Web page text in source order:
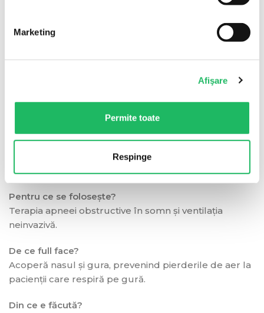
Marketing
Afişare
Permite toate
Respinge
obstructivă în somn și ventilația neinvazivă; varianta
full face e ideală pentru pacienții care respiră pe
Ambalare și livrare
Produs pe stoc, livrare rapidă în toată țara.
Întrebări frecvente
Pentru ce se folosește?
Terapia apneei obstructive în somn și ventilația
neinvazivă.
De ce full face?
Acoperă nasul și gura, prevenind pierderile de aer la
pacienții care respiră pe gură.
Din ce e făcută?